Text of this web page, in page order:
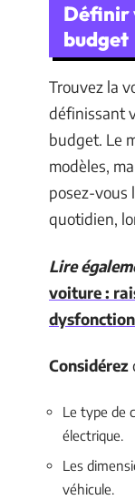
Définir
budget
Trouvez la
définissant
budget. Le
modèles,
posez-vous
quotidien,
Lire
voiture :
Considérez
Le type de
électrique.
Les
véhicule.